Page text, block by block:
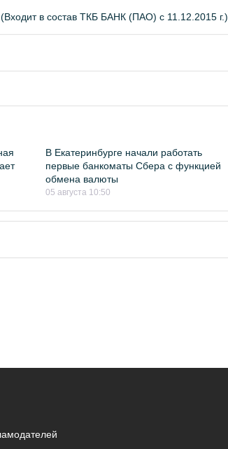
в состав ТКБ БАНК (ПАО) с 11.12.2015 г.)
В Екатеринбурге начали работать
первые банкоматы Сбера с функцией
обмена валюты
05 августа 10:50